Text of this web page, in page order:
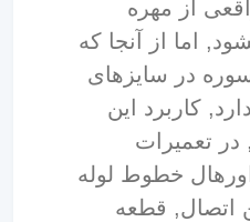
از مهره
اما از آنجا که
در سایزهای
کاربرد این
تعمیرات
خطوط لوله
اتصال, قطعه